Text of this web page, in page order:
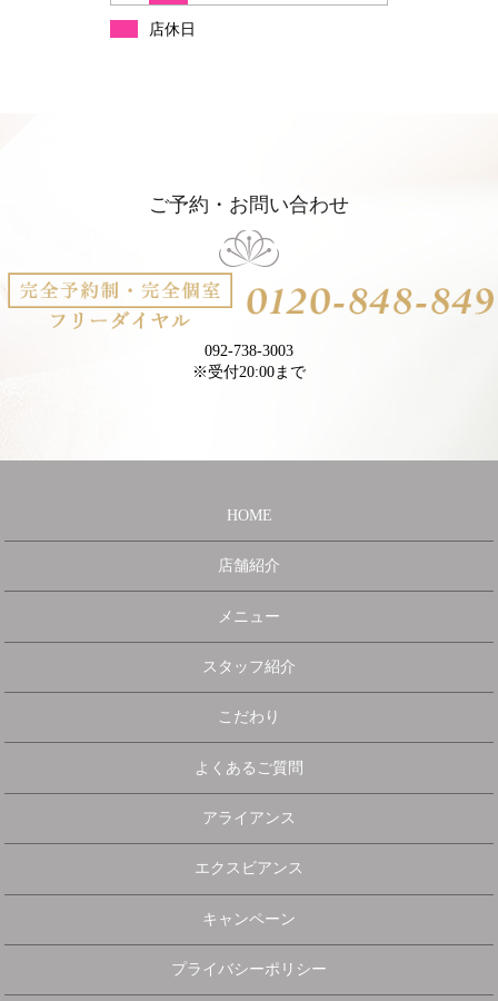
店休日
ご予約・お問い合わせ
092-738-3003
※受付20:00まで
HOME
店舗紹介
メニュー
スタッフ紹介
こだわり
よくあるご質問
アライアンス
エクスビアンス
キャンペーン
プライバシーポリシー